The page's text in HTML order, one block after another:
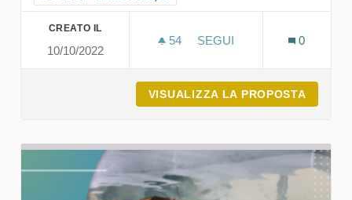
CREATO IL
10/10/2022
54 54 SOSTENITORI
SEGUI 0
VISUALIZZA LA PROPOSTA